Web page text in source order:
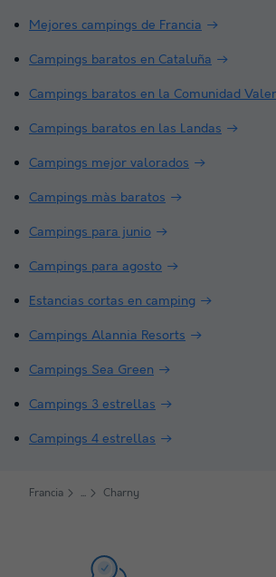
Mejores campings de Francia
Campings baratos en Cataluña
Campings baratos en la Comunidad
Campings baratos en las Landas
Campings mejor valorados
Campings màs baratos
Campings para junio
Campings para agosto
Estancias cortas en camping
Campings Alannia Resorts
Campings Sea Green
Campings 3 estrellas
Campings 4 estrellas
Francia Charny